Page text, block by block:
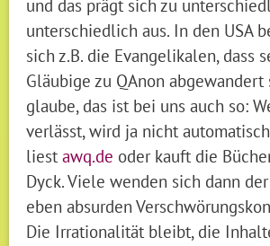
und das prägt sich zu
unterschiedlich aus. In den USA
sich z.B. die Evangelikalen, dass
Gläubige zu QAnon abgewandert
glaube, das ist bei uns auch so:
verlässt, wird ja nicht
liestawq.de oder kauft die
Dyck. Viele wenden sich dann
eben absurden
Die Irrationalität bleibt, die